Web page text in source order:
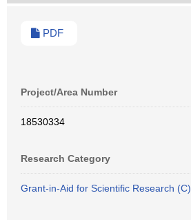
PDF
Project/Area Number
18530334
Research Category
Grant-in-Aid for Scientific Research (C)